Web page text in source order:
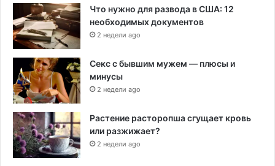
Что нужно для развода в США: 12
необходимых документов
2 недели ago
Секс с бывшим мужем — плюсы и
минусы
2 недели ago
Растение расторопша сгущает кровь
или разжижает?
2 недели ago